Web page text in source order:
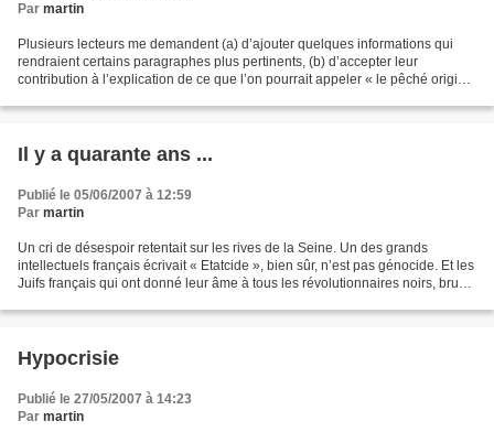
Par martin
Plusieurs lecteurs me demandent (a) d’ajouter quelques informations qui
rendraient certains paragraphes plus pertinents, (b) d’accepter leur
contribution à l’explication de ce que l’on pourrait appeler « le pêché originel
Il y a quarante ans ...
Publié le 05/06/2007 à 12:59
Par martin
Un cri de désespoir retentait sur les rives de la Seine. Un des grands
intellectuels français écrivait « Etatcide », bien sûr, n’est pas génocide. Et les
Juifs français qui ont donné leur âme à tous les révolutionnaires noirs, bruns
Hypocrisie
Publié le 27/05/2007 à 14:23
Par martin